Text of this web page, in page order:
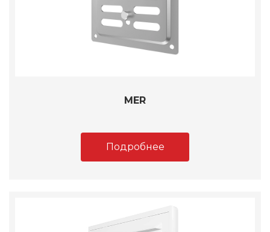
MER
Подробнее